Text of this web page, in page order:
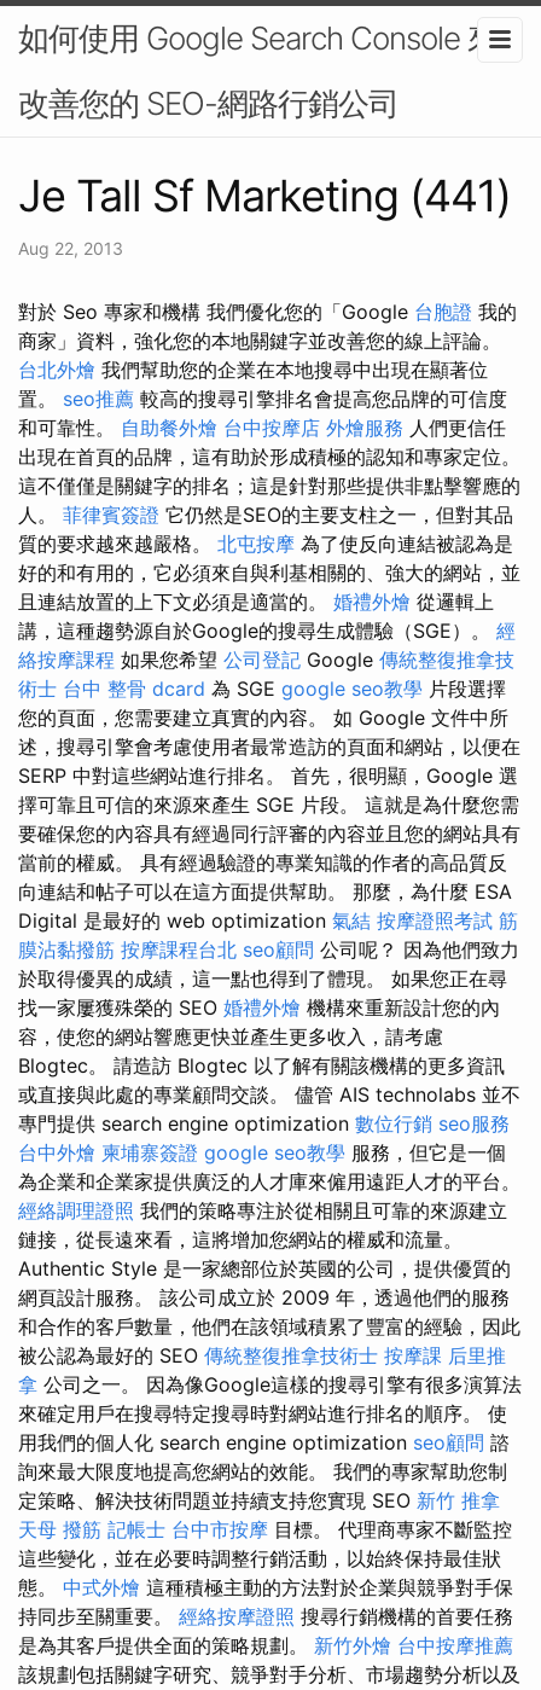
如何使用 Google Search Console 來
改善您的 SEO-網路行銷公司
Je Tall Sf Marketing (441)
Aug 22, 2013
對於 Seo 專家和機構 我們優化您的「Google 台胞證 我的
商家」資料，強化您的本地關鍵字並改善您的線上評論。
台北外燴 我們幫助您的企業在本地搜尋中出現在顯著位
置。 seo推薦 較高的搜尋引擎排名會提高您品牌的可信度
和可靠性。 自助餐外燴 台中按摩店 外燴服務 人們更信任
出現在首頁的品牌，這有助於形成積極的認知和專家定位。
這不僅僅是關鍵字的排名；這是針對那些提供非點擊響應的
人。 菲律賓簽證 它仍然是SEO的主要支柱之一，但對其品
質的要求越來越嚴格。 北屯按摩 為了使反向連結被認為是
好的和有用的，它必須來自與利基相關的、強大的網站，並
且連結放置的上下文必須是適當的。 婚禮外燴 從邏輯上
講，這種趨勢源自於Google的搜尋生成體驗（SGE）。 經
絡按摩課程 如果您希望 公司登記 Google 傳統整復推拿技
術士 台中 整骨 dcard 為 SGE google seo教學 片段選擇
您的頁面，您需要建立真實的內容。 如 Google 文件中所
述，搜尋引擎會考慮使用者最常造訪的頁面和網站，以便在
SERP 中對這些網站進行排名。 首先，很明顯，Google 選
擇可靠且可信的來源來產生 SGE 片段。 這就是為什麼您需
要確保您的內容具有經過同行評審的內容並且您的網站具有
當前的權威。 具有經過驗證的專業知識的作者的高品質反
向連結和帖子可以在這方面提供幫助。 那麼，為什麼 ESA
Digital 是最好的 web optimization 氣結 按摩證照考試 筋
膜沾黏撥筋 按摩課程台北 seo顧問 公司呢？ 因為他們致力
於取得優異的成績，這一點也得到了體現。 如果您正在尋
找一家屢獲殊榮的 SEO 婚禮外燴 機構來重新設計您的內
容，使您的網站響應更快並產生更多收入，請考慮
Blogtec。 請造訪 Blogtec 以了解有關該機構的更多資訊
或直接與此處的專業顧問交談。 儘管 AIS technolabs 並不
專門提供 search engine optimization 數位行銷 seo服務
台中外燴 柬埔寨簽證 google seo教學 服務，但它是一個
為企業和企業家提供廣泛的人才庫來僱用遠距人才的平台。
經絡調理證照 我們的策略專注於從相關且可靠的來源建立
鏈接，從長遠來看，這將增加您網站的權威和流量。
Authentic Style 是一家總部位於英國的公司，提供優質的
網頁設計服務。 該公司成立於 2009 年，透過他們的服務
和合作的客戶數量，他們在該領域積累了豐富的經驗，因此
被公認為最好的 SEO 傳統整復推拿技術士 按摩課 后里推
拿 公司之一。 因為像Google這樣的搜尋引擎有很多演算法
來確定用戶在搜尋特定搜尋時對網站進行排名的順序。 使
用我們的個人化 search engine optimization seo顧問 諮
詢來最大限度地提高您網站的效能。 我們的專家幫助您制
定策略、解決技術問題並持續支持您實現 SEO 新竹 推拿
天母 撥筋 記帳士 台中市按摩 目標。 代理商專家不斷監控
這些變化，並在必要時調整行銷活動，以始終保持最佳狀
態。 中式外燴 這種積極主動的方法對於企業與競爭對手保
持同步至關重要。 經絡按摩證照 搜尋行銷機構的首要任務
是為其客戶提供全面的策略規劃。 新竹外燴 台中按摩推薦
該規劃包括關鍵字研究、競爭對手分析、市場趨勢分析以及